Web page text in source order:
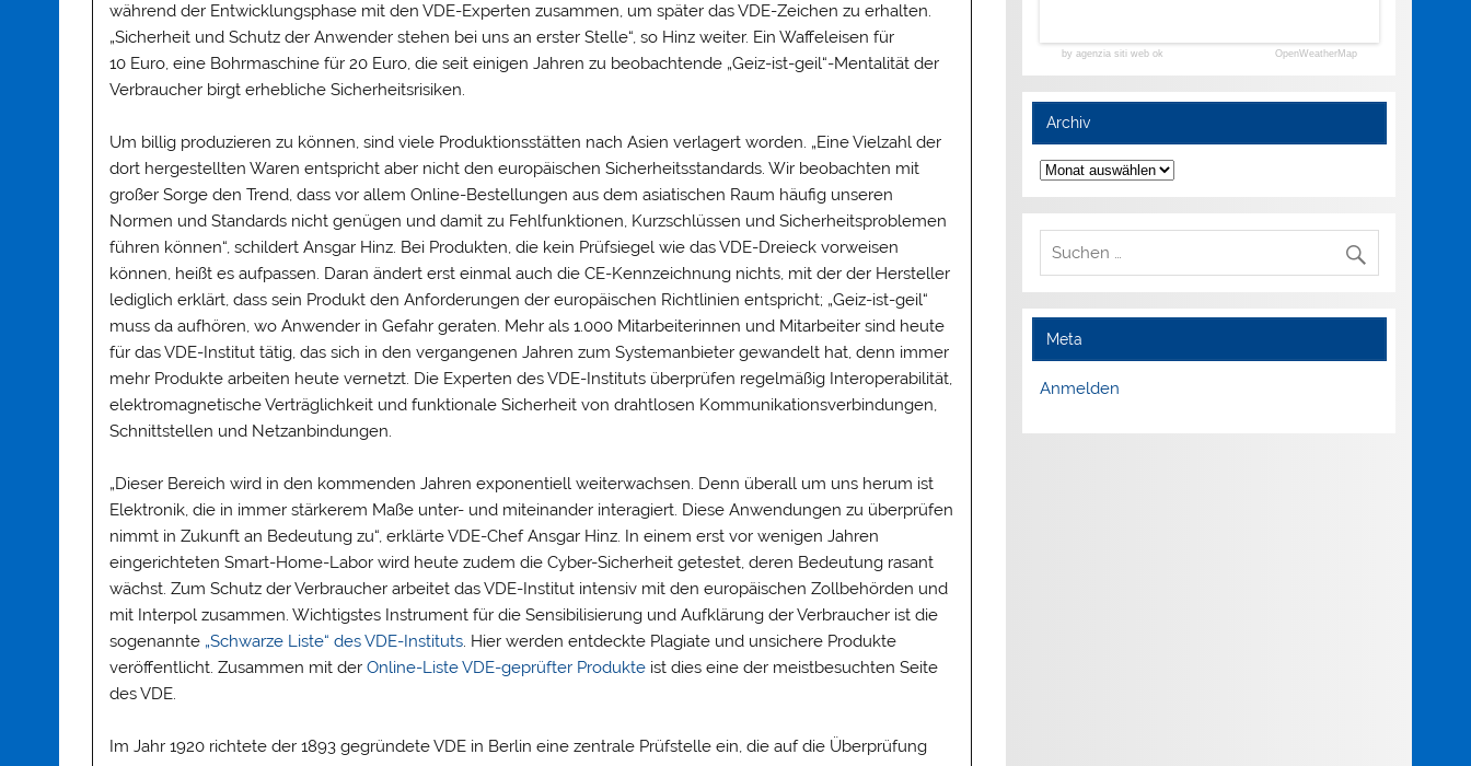
während der Entwicklungsphase mit den VDE-Experten zusammen, um später das VDE-Zeichen zu erhalten.
„Sicherheit und Schutz der Anwender stehen bei uns an erster Stelle“, so Hinz weiter. Ein Waffeleisen für
10 Euro, eine Bohrmaschine für 20 Euro, die seit einigen Jahren zu beobachtende „Geiz-ist-geil“-Mentalität der
Verbraucher birgt erhebliche Sicherheitsrisiken.
Um billig produzieren zu können, sind viele Produktionsstätten nach Asien verlagert worden. „Eine Vielzahl der
dort hergestellten Waren entspricht aber nicht den europäischen Sicherheitsstandards. Wir beobachten mit
großer Sorge den Trend, dass vor allem Online-Bestellungen aus dem asiatischen Raum häufig unseren
Normen und Standards nicht genügen und damit zu Fehlfunktionen, Kurzschlüssen und Sicherheitsproblemen
führen können“, schildert Ansgar Hinz. Bei Produkten, die kein Prüfsiegel wie das VDE-Dreieck vorweisen
können, heißt es aufpassen. Daran ändert erst einmal auch die CE-Kennzeichnung nichts, mit der der Hersteller
lediglich erklärt, dass sein Produkt den Anforderungen der europäischen Richtlinien entspricht; „Geiz-ist-geil“
muss da aufhören, wo Anwender in Gefahr geraten. Mehr als 1.000 Mitarbeiterinnen und Mitarbeiter sind heute
für das VDE-Institut tätig, das sich in den vergangenen Jahren zum Systemanbieter gewandelt hat, denn immer
mehr Produkte arbeiten heute vernetzt. Die Experten des VDE-Instituts überprüfen regelmäßig Interoperabilität,
elektromagnetische Verträglichkeit und funktionale Sicherheit von drahtlosen Kommunikationsverbindungen,
Schnittstellen und Netzanbindungen.
„Dieser Bereich wird in den kommenden Jahren exponentiell weiterwachsen. Denn überall um uns herum ist
Elektronik, die in immer stärkerem Maße unter- und miteinander interagiert. Diese Anwendungen zu überprüfen
nimmt in Zukunft an Bedeutung zu“, erklärte VDE-Chef Ansgar Hinz. In einem erst vor wenigen Jahren
eingerichteten Smart-Home-Labor wird heute zudem die Cyber-Sicherheit getestet, deren Bedeutung rasant
wächst. Zum Schutz der Verbraucher arbeitet das VDE-Institut intensiv mit den europäischen Zollbehörden und
mit Interpol zusammen. Wichtigstes Instrument für die Sensibilisierung und Aufklärung der Verbraucher ist die
sogenannte „Schwarze Liste“ des VDE-Instituts. Hier werden entdeckte Plagiate und unsichere Produkte
veröffentlicht. Zusammen mit derOnline-Liste VDE-geprüfter Produkte ist dies eine der meistbesuchten Seite
des VDE.
Im Jahr 1920 richtete der 1893 gegründete VDE in Berlin eine zentrale Prüfstelle ein, die auf die Überprüfung
by agenzia siti web ok OpenWeatherMap
Archiv
Archiv
Meta
Anmelden